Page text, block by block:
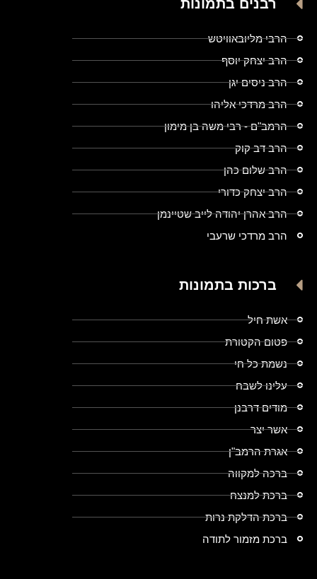
רבנים בתמונות
הרבי מליובאוויטש
הרב יצחק יוסף
הרב ניסים יגן
הרב מרדכי אליהו
הרמב"ם - רבי משה בן מימון
הרב דב קוק
הרב שלום כהן
הרב יצחק כדורי
הרב אהרן יהודה לייב שטיינמן
הרב מרדכי שרעבי
ברכות בתמונות
אשת חיל
פטום הקטורת
נשמת כל חי
עלינו לשבח
מודים דרבנן
אשר יצר
אגרת הרמב"ן
ברכה למקווה
ברכת למנצח
ברכת הדלקת נרות
ברכת מזמור לתודה